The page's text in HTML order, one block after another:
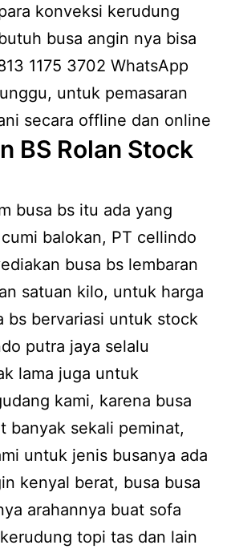
konveksi kerudung
busa angin nya bisa
1175 3702 WhatsApp
untuk pemasaran
secara offline dan online
BS Rolan Stock
busa bs itu ada yang
balokan, PT cellindo
busa bs lembaran
satuan kilo, untuk harga
bs bervariasi untuk stock
putra jaya selalu
lama juga untuk
kami, karena busa
banyak sekali peminat,
untuk jenis busanya ada
kenyal berat, busa busa
arahannya buat sofa
topi tas dan lain